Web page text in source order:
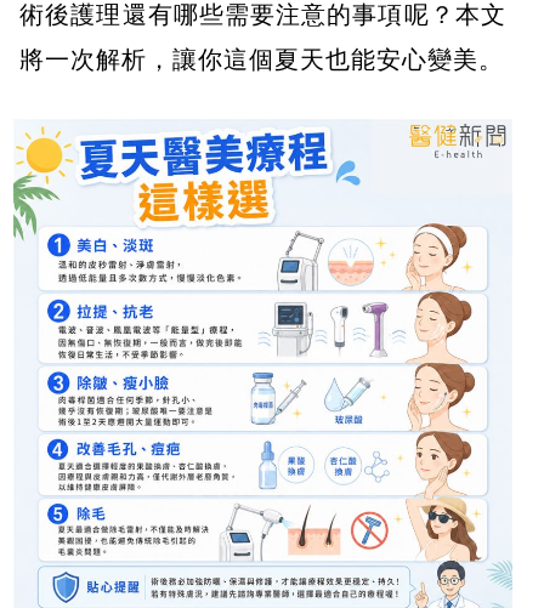
術後護理還有哪些需要注意的事項呢？本文
將一次解析，讓你這個夏天也能安心變美。